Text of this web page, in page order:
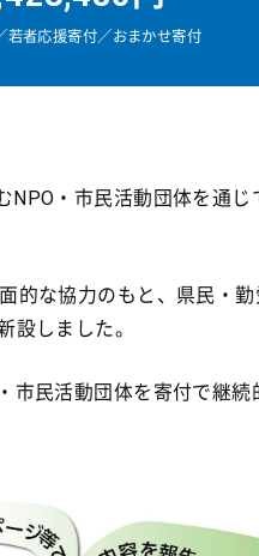
若者応援寄付／おまかせ寄付
・市民活動団体を通
的な協力のもと、県民・
設しました。
民活動団体を寄付で継続